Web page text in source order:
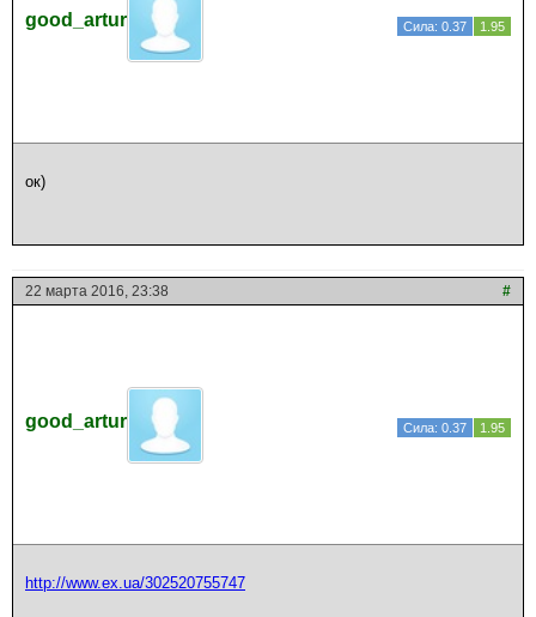
good_artur Сила: 0.37 1.95
ок)
22 марта 2016, 23:38 #
good_artur Сила: 0.37 1.95
http://www.ex.ua/302520755747